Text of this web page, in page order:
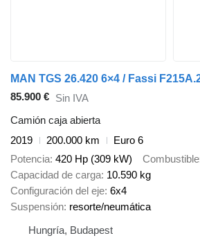
85.900 € Sin IVA
Camión caja abierta
2019
200.000 km
Euro 6
Potencia 420 Hp (309 kW) Combustible
Capacidad de carga 10.590 kg
Configuración del eje 6x4
Suspensión resorte/neumática
Hungría, Budapest